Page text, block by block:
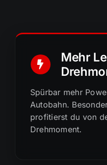
Mehr
Spürbar mehr
Autobahn.
profitierst du von
Drehmoment.